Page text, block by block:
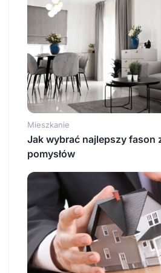
Mieszkanie
Jak wybrać najlepszy fason
pomysłów